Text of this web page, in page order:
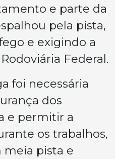
e parte da
pela pista,
e exigindo a
Federal.
foi necessária
dos
e permitir a
os trabalhos,
pista e